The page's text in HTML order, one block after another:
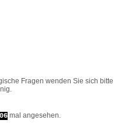
Fragen wenden Sie sich bitte
.
mal angesehen.